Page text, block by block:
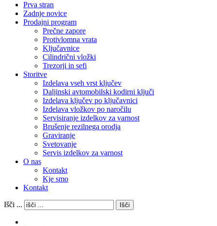
Prva stran
Zadnje novice
Prodajni program
Prečne zapore
Protivlomna vrata
Ključavnice
Cilindrični vložki
Trezorji in sefi
Storitve
Izdelava vseh vrst ključev
Daljinski avtomobilski kodirni ključi
Izdelava ključev po ključavnici
Izdelava vložkov po naročilu
Servisiranje izdelkov za varnost
Brušenje rezilnega orodja
Graviranje
Svetovanje
Servis izdelkov za varnost
O nas
Kontakt
Kje smo
Kontakt
Išči ... Išči